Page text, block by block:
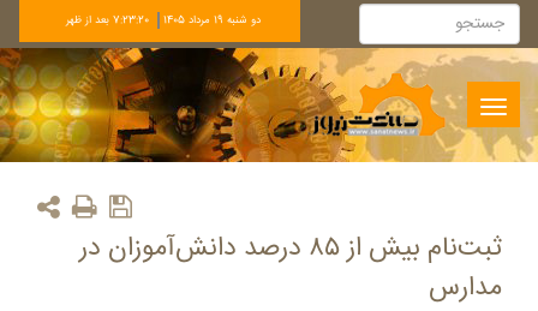
دو شنبه 19 مرداد 1405 7:23:20 بعد از ظهر
Toggle
navigation
ثبت‌نام بیش از ۸۵ درصد دانش‌آموزان در
مدارس